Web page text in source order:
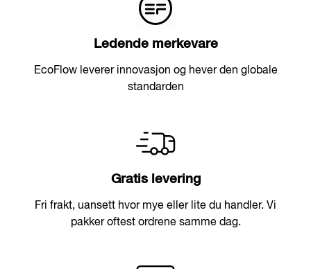
Ledende merkevare
EcoFlow leverer innovasjon og hever den globale
standarden
Gratis levering
Fri frakt, uansett hvor mye eller lite du handler. Vi
pakker oftest ordrene samme dag.